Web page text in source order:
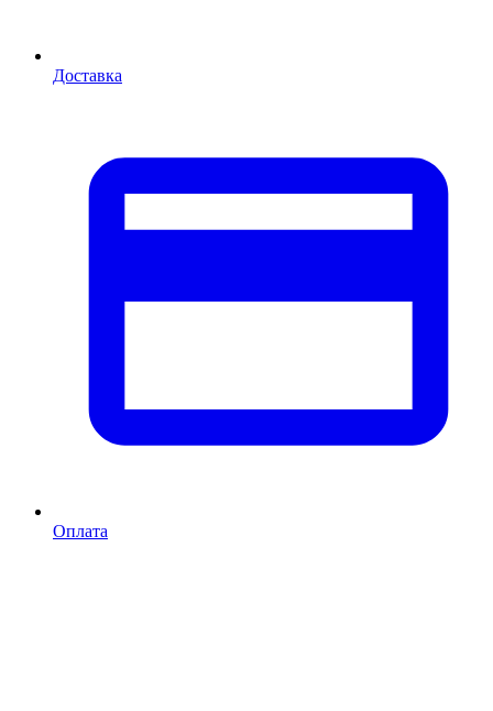
Доставка
Оплата